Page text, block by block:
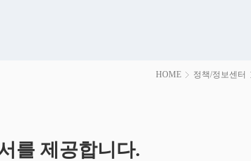
HOME 정책/정보센터
를 제공합니다.